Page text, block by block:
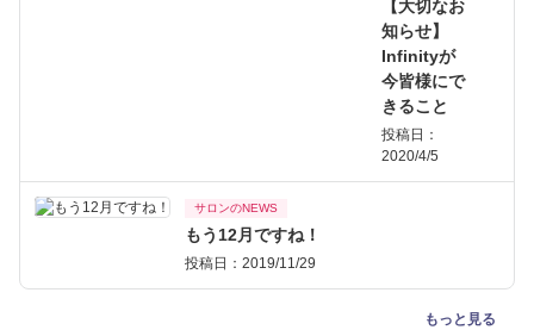
【大切なお
知らせ】
Infinityが
今皆様にで
きること
投稿日：
2020/4/5
サロンのNEWS
もう12月ですね！
投稿日：2019/11/29
もっと見る